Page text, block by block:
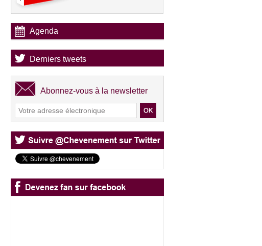
Agenda
Derniers tweets
Abonnez-vous à la newsletter